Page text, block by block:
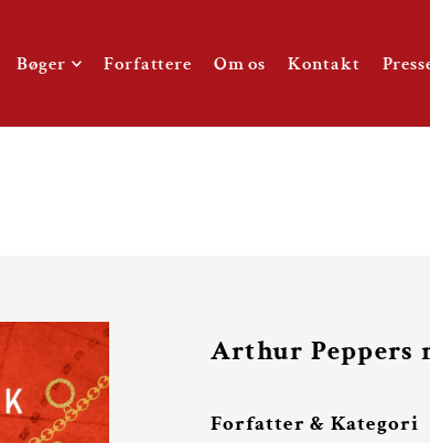
Bøger
Forfattere Om os Kontakt
Arthur Peppers
Forfatter & Kategori